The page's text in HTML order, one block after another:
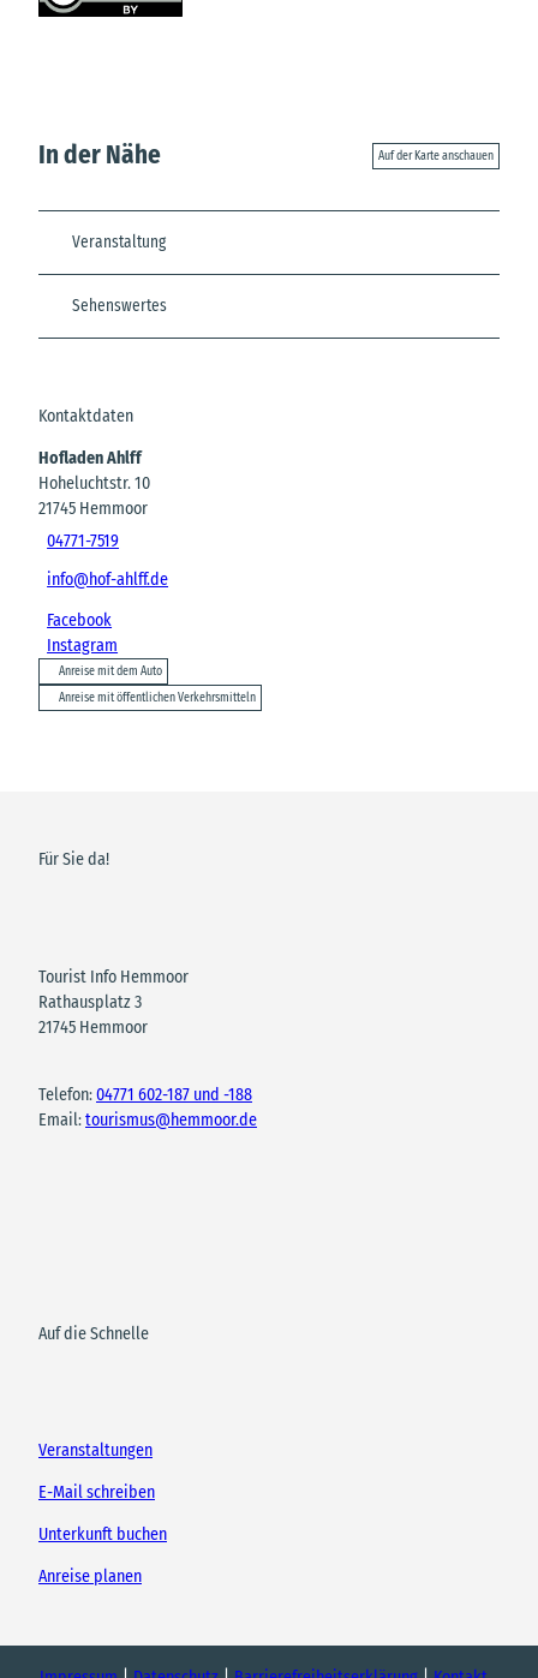
In der Nähe Auf der Karte anschauen
Veranstaltung
Sehenswertes
Kontaktdaten
Hofladen Ahlff
Hoheluchtstr. 10
21745 Hemmoor
04771-7519
info@hof-ahlff.de
Facebook
Instagram
Anreise mit dem Auto
Anreise mit öffentlichen Verkehrsmitteln
Für Sie da!
Tourist Info Hemmoor
Rathausplatz 3
21745 Hemmoor
Telefon:04771 602-187 und -188
Email:tourismus@hemmoor.de
Auf die Schnelle
Veranstaltungen
E-Mail schreiben
Unterkunft buchen
Anreise planen